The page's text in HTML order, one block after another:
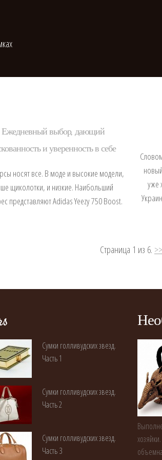
Ежедневный выбор, дающий
и уверенность в себе
носят все. В моде и высокие модели,
щиколотки, и низкие. Наибольший
представляют Adidas Yeezy 750 Boost.
уже
Страница 1 из 6. >>
Сумки голливудских звезд.
Часть 1
Сумки голливудских звезд.
Часть 2
Сумки голливудских звезд.
Часть 3